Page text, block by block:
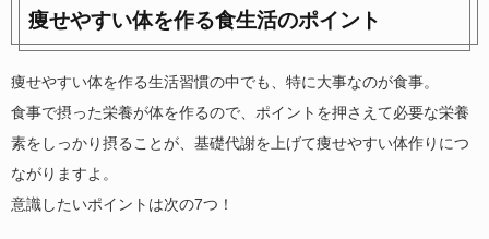
痩せやすい体を作る食生活のポイント
痩せやすい体を作る生活習慣の中でも、特に大事なのが食事。
食事で摂った栄養が体を作るので、ポイントを押さえて必要な栄養
素をしっかり摂ることが、基礎代謝を上げて痩せやすい体作りにつ
ながりますよ。
意識したいポイントは次の7つ！